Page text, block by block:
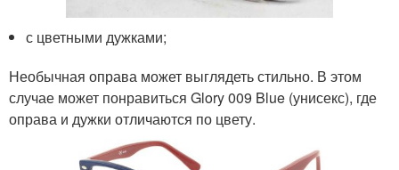
с цветными дужками;
Необычная оправа может выглядеть стильно. В этом
случае может понравиться Glory 009 Blue (унисекс), где
оправа и дужки отличаются по цвету.